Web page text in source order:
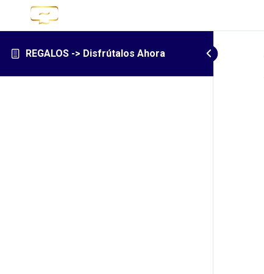
REGALOS -> Disfrútalos Ahora